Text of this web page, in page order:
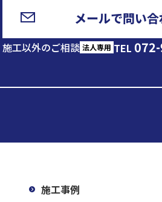
メールで問い
施工以外のご相談 法人専用 TEL
施工事例